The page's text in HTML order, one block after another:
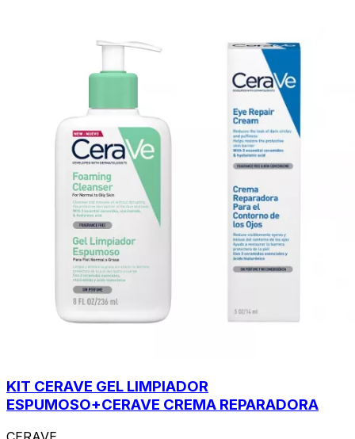
KIT CERAVE GEL LIMPIADOR
ESPUMOSO+CERAVE CREMA REPARADORA